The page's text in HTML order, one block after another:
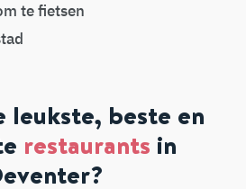
te fietsen
leukste, beste en
restaurants in